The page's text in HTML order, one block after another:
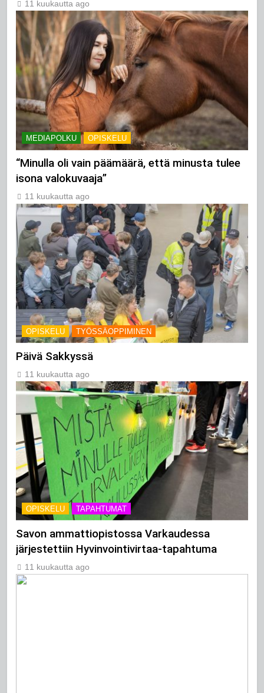
11 kuukautta ago
MEDIAPOLKU OPISKELU
“Minulla oli vain päämäärä, että minusta tulee
isona valokuvaaja”
11 kuukautta ago
OPISKELU TYÖSSÄOPPIMINEN
Päivä Sakkyssä
11 kuukautta ago
OPISKELU TAPAHTUMAT
Savon ammattiopistossa Varkaudessa
järjestettiin Hyvinvointivirtaa-tapahtuma
11 kuukautta ago